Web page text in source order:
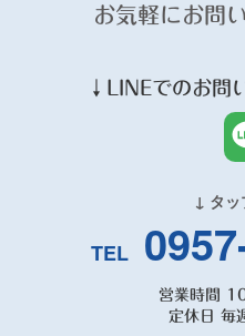
お気軽にお問
↓ LINEでのお問
↓ タッ
TEL
営業時間
定休日 毎